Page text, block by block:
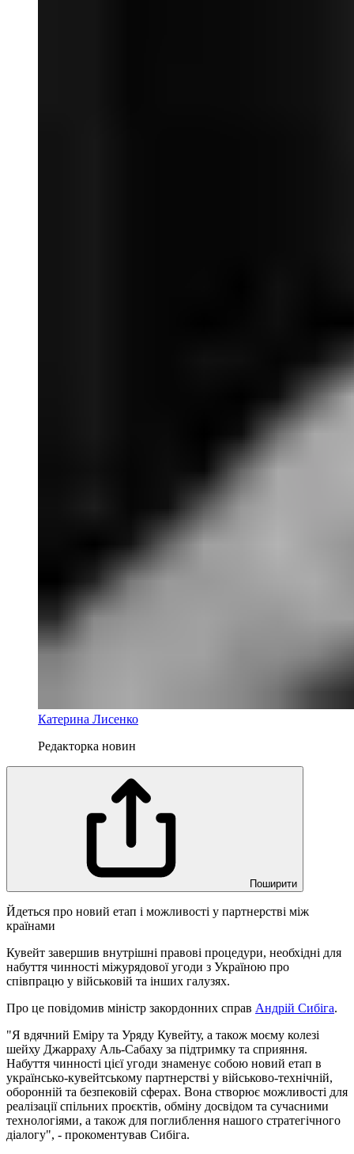
Катерина Лисенко
Редакторка новин
Поширити
Йдеться про новий етап і можливості у партнерстві між
країнами
Кувейт завершив внутрішні правові процедури, необхідні для
набуття чинності міжурядової угоди з Україною про
співпрацю у військовій та інших галузях.
Про це повідомив міністр закордонних справ Андрій Сибіга.
"Я вдячний Еміру та Уряду Кувейту, а також моєму колезі
шейху Джарраху Аль-Сабаху за підтримку та сприяння.
Набуття чинності цієї угоди знаменує собою новий етап в
українсько-кувейтському партнерстві у військово-технічній,
оборонній та безпековій сферах. Вона створює можливості для
реалізації спільних проєктів, обміну досвідом та сучасними
технологіями, а також для поглиблення нашого стратегічного
діалогу", - прокоментував Сибіга.